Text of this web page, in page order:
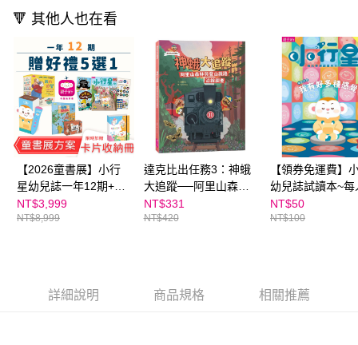
1.分期款項不併入電信帳單，「大哥付你分期」於每月結算日後寄送繳費提
2.透過簡訊連結打開帳單後，可選擇「超商條碼／台灣大直營門市／銀行轉
帳／街口支付／iPASS MONEY」等通路繳費。
【注意事項】
1.本服務係由「台灣大哥大股份有限公司」（以下簡稱本公司）所提供，讓
用戶於交易時，得透過本服務購買商品或服務，並由商店將買賣／分期付款
買賣價金債權讓與本公司後，依約使用本公司帳單繳交帳款。
2.基於同意付款使用「大哥付你分期」之契約關係目的，商店將以您的個人
資料（包含姓名、電話或地址）提供予台灣大哥大進項蒐集、處理及利用，
由本公司與您本人進行分期帳單所需資料之確認、核對及更正。
3.完整用戶服務條款，請詳閱以下連結：
https://oppay.tw/userRule
【「AFTEE先享後付」結帳流程】
１．於結帳方式選擇「AFTEE先享後付」後，將跳轉至「AFTEE先享後付」
結帳頁面，進行簡訊認證並確認金額後，即可完成結帳。
２．訂單成立數日內，您將收到繳費通知簡訊。
３．收到繳費通知簡訊後14天內，點擊此簡訊中的連結，可透過四大超商／
ATM／網路銀行／等多元方式進行付款，方視為交易完成。
※ 請注意：結帳手續完成當下不需立刻繳費，但若您需要取消訂單，請聯絡
購買商品的店家。未經商家同意取消之訂單仍視為有效，需透過AFTEE先享
後付繳納相關費用。
※ 交易是否成功請以「AFTEE先享後付 」之結帳頁面顯示為準，若有關於
是否繳費成功／繳費後需取消欲退款等相關疑問，請聯繫「AFTEE先享後付
客戶支援中心」https://netprotections.freshdesk.com/support/home
【注意事項】
１．透過由恩沛科技股份有限公司提供之「AFTEE先享後付」服務完成之交
３．未成年的使用者請事先徵得法定代理人或監護人之同意方可使用
每筆NT$70，滿NT$499(含以上)免運費
付款後7-11取貨
每筆NT$70，滿NT$800(含以上)免運費
國內宅配/郵寄 (不適用離島、海外及郵局i郵箱)
每筆NT$70，滿NT$800(含以上)免運費
離島宅配（澎湖、金門、馬祖、小琉球；不適用於郵局i郵箱）
每筆NT$200
海外包裹航空運送 查看運費
🔻 其他人也在看
【2026童書展】小行
星幼兒誌一年12期+童
書展好禮5選1~加贈點
讀卡片收集冊！
NT$3,999
NT$8,999
達克比出任務3：神蛾
大追蹤──阿里山森林
與登山鐵路沿線調查
NT$331
NT$420
【領券免運費】
幼兒誌試讀本~每
購一份
NT$50
NT$100
詳細說明 商品規格 相關推薦